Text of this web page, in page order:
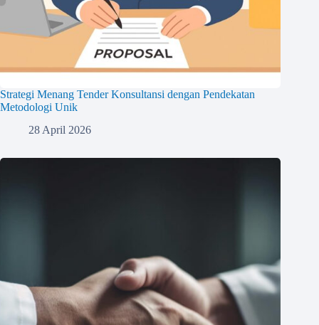
Strategi Menang Tender Konsultansi dengan Pendekatan
Metodologi Unik
28 April 2026